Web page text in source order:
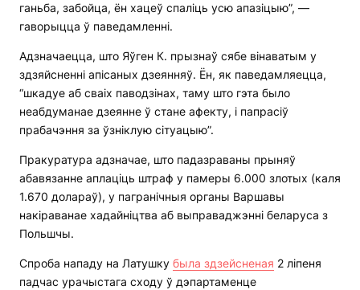
ганьба, забойца, ён хацеў спаліць усю апазіцыю”, —
гаворыцца ў паведамленні.
Адзначаецца, што Яўген К. прызнаў сябе вінаватым у
здзяйсненні апісаных дзеянняў. Ён, як паведамляецца,
“шкадуе аб сваіх паводзінах, таму што гэта было
неабдуманае дзеянне ў стане афекту, і папрасіў
прабачэння за ўзніклую сітуацыю”.
Пракуратура адзначае, што падазраваны прыняў
абавязанне аплаціць штраф у памеры 6.000 злотых (каля
1.670 долараў), у пагранічныя органы Варшавы
накіраванае хадайніцтва аб выправаджэнні беларуса з
Польшчы.
Спроба нападу на Латушку была здзейсненая 2 ліпеня
падчас урачыстага сходу ў дэпартаменце